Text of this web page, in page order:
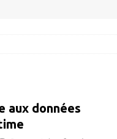
aux données